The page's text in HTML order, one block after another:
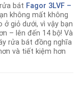
bát Fagor 3LVF –
không mất không
giỏ dưới, vì vậy bạn
– lên đến 14 bộ! Và
rửa bát đồng nghĩa
và tiết kiệm hơn